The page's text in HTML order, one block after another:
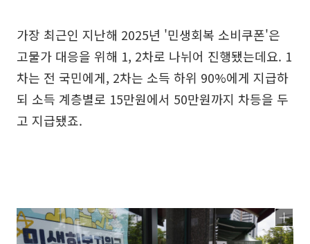
가장 최근인 지난해 2025년 '민생회복 소비쿠폰'은
고물가 대응을 위해 1, 2차로 나뉘어 진행됐는데요. 1
차는 전 국민에게, 2차는 소득 하위 90%에게 지급하
되 소득 계층별로 15만원에서 50만원까지 차등을 두
고 지급됐죠.